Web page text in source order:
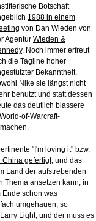
Botschaft
1988 in einem
von Dan Wieden von
Agentur Wieden &
. Noch immer erfreut
die Tagline hoher
Bekanntheit,
Nike sie längst nicht
benutzt und statt dessen
das deutlich blassere
of-Warcraft-
"I'm loving it" bzw.
China gefertigt, und das
Land der aufstrebenden
Thema ansetzen kann, in
Ende schon was
umgehauen, so
Light, und der muss es